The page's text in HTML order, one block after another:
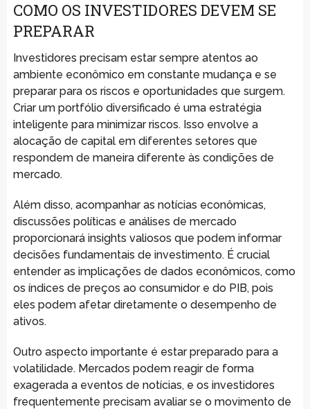
COMO OS INVESTIDORES DEVEM SE
PREPARAR
Investidores precisam estar sempre atentos ao
ambiente econômico em constante mudança e se
preparar para os riscos e oportunidades que surgem.
Criar um portfólio diversificado é uma estratégia
inteligente para minimizar riscos. Isso envolve a
alocação de capital em diferentes setores que
respondem de maneira diferente às condições de
mercado.
Além disso, acompanhar as notícias econômicas,
discussões políticas e análises de mercado
proporcionará insights valiosos que podem informar
decisões fundamentais de investimento. É crucial
entender as implicações de dados econômicos, como
os índices de preços ao consumidor e do PIB, pois
eles podem afetar diretamente o desempenho de
ativos.
Outro aspecto importante é estar preparado para a
volatilidade. Mercados podem reagir de forma
exagerada a eventos de notícias, e os investidores
frequentemente precisam avaliar se o movimento de